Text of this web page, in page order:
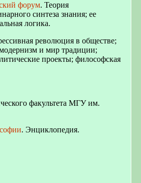
форум. Теория
синтеза знания; ее
логика.
революция в обществе;
и мир традиции;
проекты; философская
факультета МГУ им.
. Энциклопедия.